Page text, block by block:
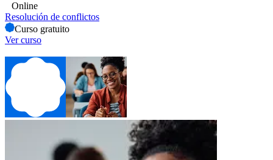
Online
Resolución de conflictos
Curso gratuito
Ver curso